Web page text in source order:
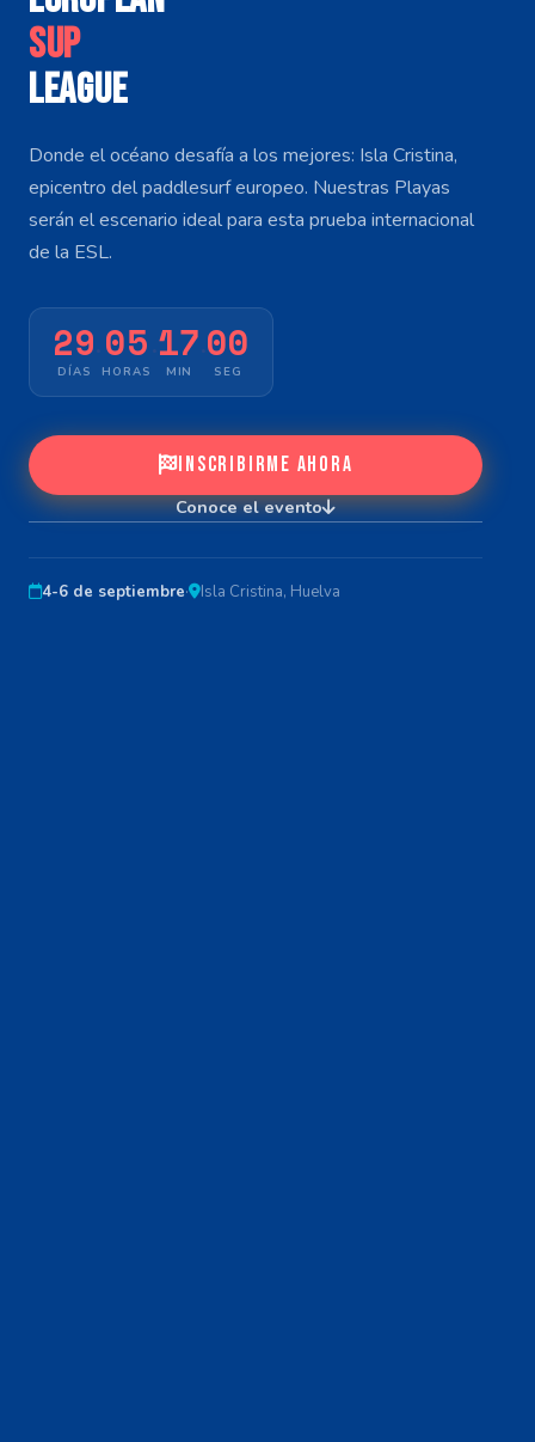
SUP
LEAGUE
Donde el océano desafía a los mejores: Isla Cristina,
epicentro del paddlesurf europeo. Nuestras Playas
serán el escenario ideal para esta prueba internacional
de la ESL.
29
DÍAS
·05
HORAS
·16
MIN
·57
SEG
INSCRIBIRME AHORA
Conoce el evento
4-6 de septiembre· Isla Cristina, Huelva